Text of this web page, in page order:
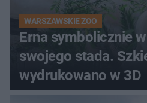
WARSZAWSKIE ZOO
Erna symbolicznie
swojego stada.
wydrukowano w 3D